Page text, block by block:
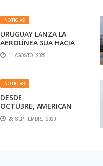
NOTICIAS
URUGUAY LANZA LA
AEROLÍNEA SUA HACIA
AEROPARQUE Y OTRAS
CIUDADES
11 AGOSTO, 2025
NOTICIAS
DESDE
OCTUBRE, AMERICAN
AIRLINES HARÁ UN
VUELO DIARIO A MIAMI
28 SEPTIEMBRE, 2020